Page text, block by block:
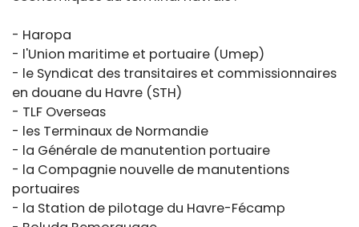
- Haropa
- l'Union maritime et portuaire (Umep)
- le Syndicat des transitaires et commissionnaires
en douane du Havre (STH)
- TLF Overseas
- les Terminaux de Normandie
- la Générale de manutention portuaire
- la Compagnie nouvelle de manutentions
portuaires
- la Station de pilotage du Havre-Fécamp